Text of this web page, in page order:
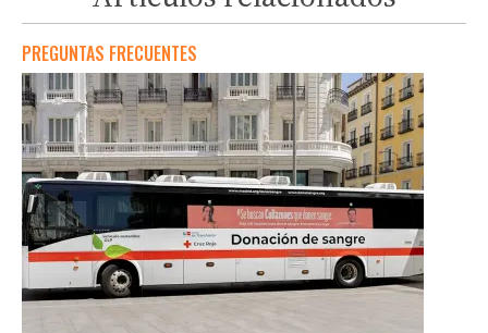
PREGUNTAS FRECUENTES